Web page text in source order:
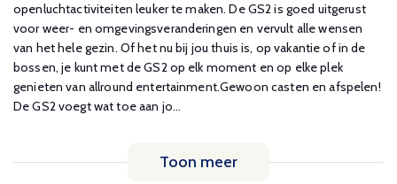
openluchtactiviteiten leuker te maken. De GS2 is goed uitgerust
voor weer- en omgevingsveranderingen en vervult alle wensen
van het hele gezin. Of het nu bij jou thuis is, op vakantie of in de
bossen, je kunt met de GS2 op elk moment en op elke plek
genieten van allround entertainment.Gewoon casten en afspelen!
De GS2 voegt wat toe aan jo...
Toon meer